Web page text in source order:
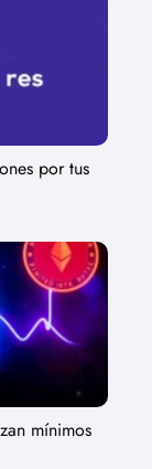
por tus
mínimos